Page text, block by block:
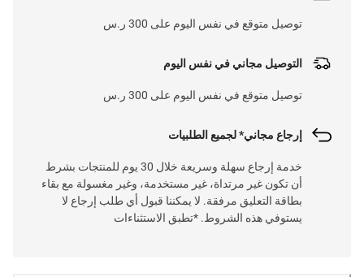
التوصيل مجاني في نفس اليوم
توصيل متوقع في نفس اليوم على 300 ر.س
توصيل متوقع في نفس اليوم على 300 ر.س
إرجاع مجاني* لجميع الطلبيات
خدمة إرجاع سهلة وسريعة خلال 30 يوم للمنتجات بشرط
أن تكون غير مرتداة، غير مستخدمة، وغير مغسولة مع بقاء
بطاقة التعليق مرفقة. لا يمكننا قبول أي طلب إرجاع لا
يستوفي هذه الشروط. *تطبق الاستثناءات